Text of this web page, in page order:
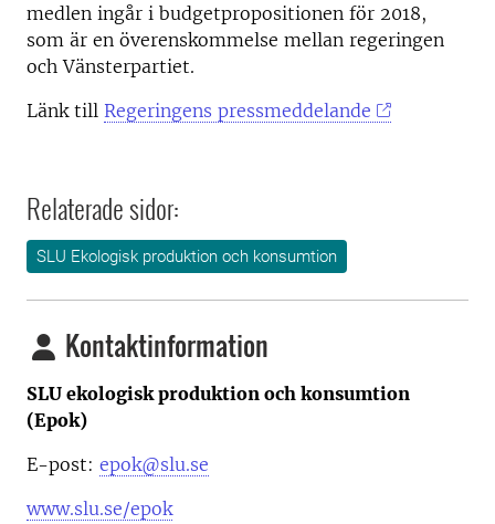
medlen ingår i budgetpropositionen för 2018,
som är en överenskommelse mellan regeringen
och Vänsterpartiet.
Länk till Regeringens pressmeddelande
Relaterade sidor:
SLU Ekologisk produktion och konsumtion
Kontaktinformation
SLU ekologisk produktion och konsumtion
(Epok)
E-post: epok@slu.se
www.slu.se/epok